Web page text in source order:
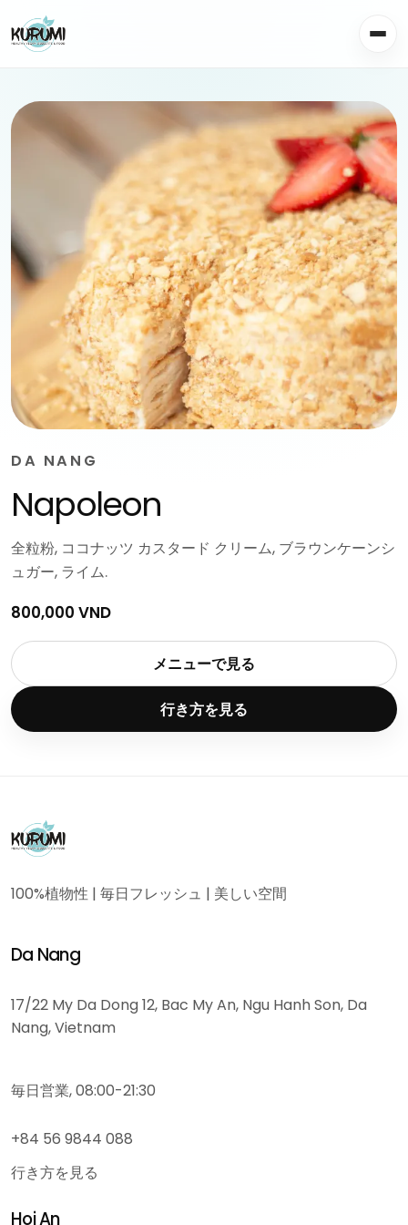
DA NANG
Napoleon
全粒粉, ココナッツ カスタード クリーム, ブラウンケーンシ
ュガー, ライム.
800,000 VND
メニューで見る
行き方を見る
100%植物性 | 毎日フレッシュ | 美しい空間
Da Nang
17/22 My Da Dong 12, Bac My An, Ngu Hanh Son, Da
Nang, Vietnam
毎日営業, 08:00-21:30
+84 56 9844 088
行き方を見る
Hoi An